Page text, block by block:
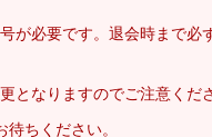
が必要です。退会時まで必
となりますのでご注意くだ
ちください。